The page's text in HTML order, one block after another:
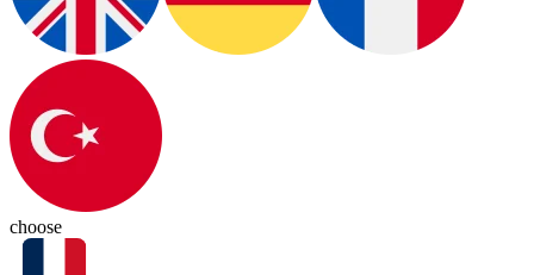
choose